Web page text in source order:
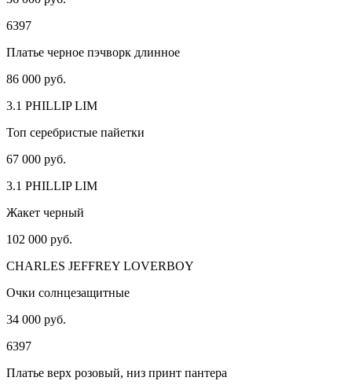
6397
Платье черное пэчворк длинное
86 000 руб.
3.1 PHILLIP LIM
Топ серебристые пайетки
67 000 руб.
3.1 PHILLIP LIM
Жакет черный
102 000 руб.
CHARLES JEFFREY LOVERBOY
Очки солнцезащитные
34 000 руб.
6397
Платье верх розовый, низ принт пантера